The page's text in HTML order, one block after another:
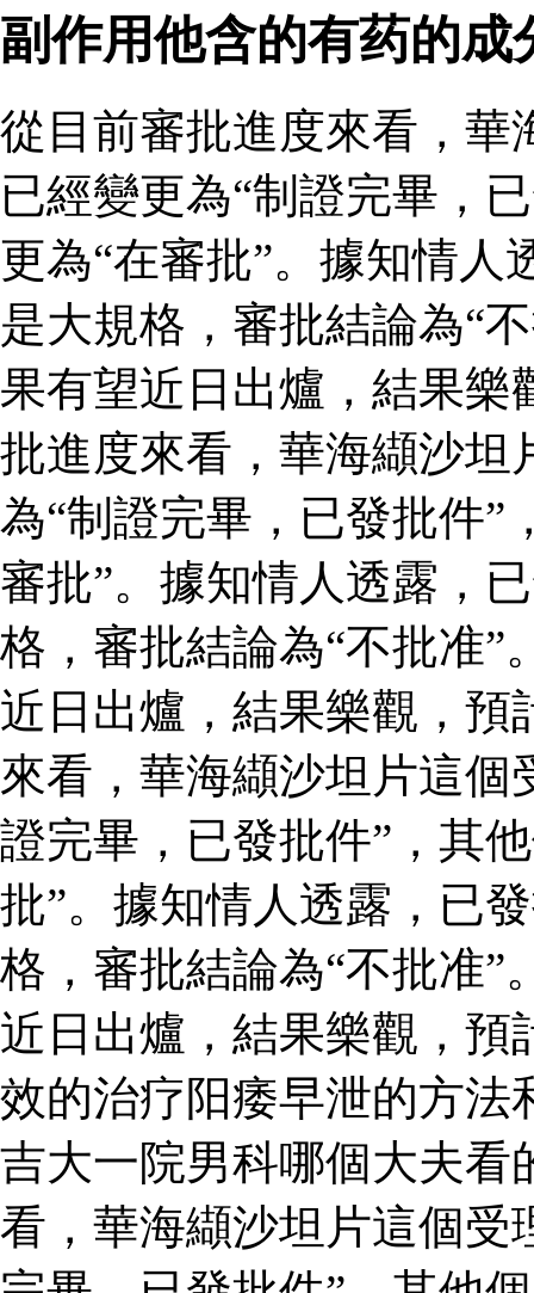
副作用他含的有药的成
從目前審批進度來看，華
已經變更為“制證完畢，
更為“在審批”。據知情
是大規格，審批結論為“
果有望近日出爐，結果樂
批進度來看，華海纈沙坦
為“制證完畢，已發批件”
審批”。據知情人透露，
格，審批結論為“不批准”
近日出爐，結果樂觀，預
來看，華海纈沙坦片這個
證完畢，已發批件”，其
批”。據知情人透露，已
格，審批結論為“不批准”
近日出爐，結果樂觀，
效的治疗阳痿早泄的方
吉大一院男科哪個大夫看
看，華海纈沙坦片這個受